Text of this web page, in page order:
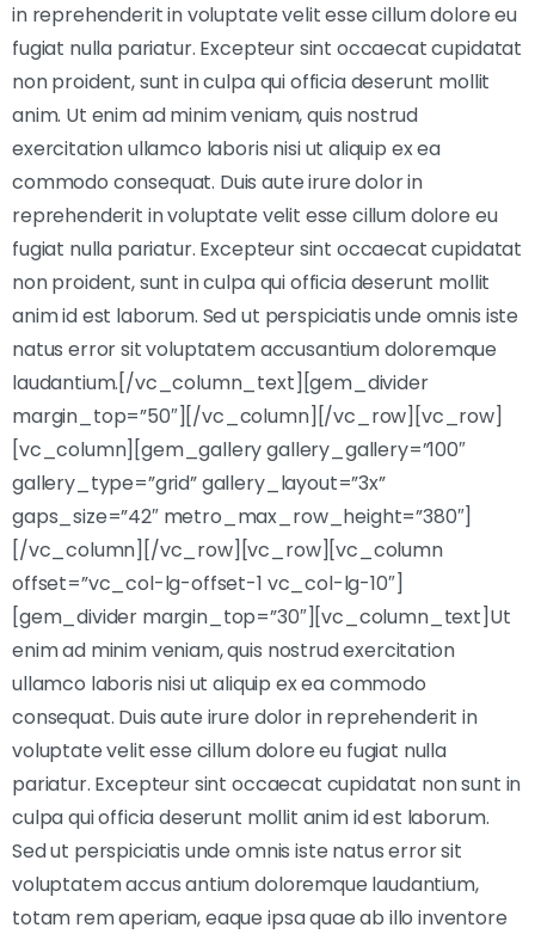
in reprehenderit in voluptate velit esse cillum dolore eu
fugiat nulla pariatur. Excepteur sint occaecat cupidatat
non proident, sunt in culpa qui officia deserunt mollit
anim. Ut enim ad minim veniam, quis nostrud
exercitation ullamco laboris nisi ut aliquip ex ea
commodo consequat. Duis aute irure dolor in
reprehenderit in voluptate velit esse cillum dolore eu
fugiat nulla pariatur. Excepteur sint occaecat cupidatat
non proident, sunt in culpa qui officia deserunt mollit
anim id est laborum. Sed ut perspiciatis unde omnis iste
natus error sit voluptatem accusantium doloremque
laudantium.[/vc_column_text][gem_divider
margin_top=”50″][/vc_column][/vc_row][vc_row]
[vc_column][gem_gallery gallery_gallery=”100″
gallery_type=”grid” gallery_layout=”3x”
gaps_size=”42″ metro_max_row_height=”380″]
[/vc_column][/vc_row][vc_row][vc_column
offset=”vc_col-lg-offset-1 vc_col-lg-10″]
[gem_divider margin_top=”30″][vc_column_text]Ut
enim ad minim veniam, quis nostrud exercitation
ullamco laboris nisi ut aliquip ex ea commodo
consequat. Duis aute irure dolor in reprehenderit in
voluptate velit esse cillum dolore eu fugiat nulla
pariatur. Excepteur sint occaecat cupidatat non sunt in
culpa qui officia deserunt mollit anim id est laborum.
Sed ut perspiciatis unde omnis iste natus error sit
voluptatem accus antium doloremque laudantium,
totam rem aperiam, eaque ipsa quae ab illo inventore